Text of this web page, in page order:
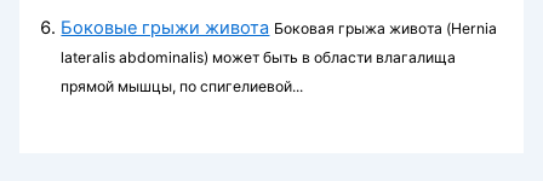
Боковые грыжи живота Боковая грыжа живота (Hernia
lateralis abdominalis) может быть в области влагалища
прямой мышцы, по спигелиевой...